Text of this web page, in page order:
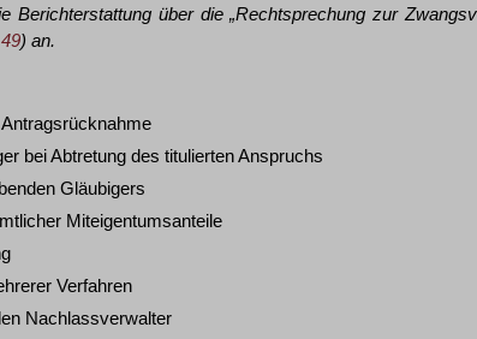
Berichterstattung über die „Rechtsprechung zur
) an.
bei Abtretung des titulierten Anspruchs
Gläubigers
Miteigentumsanteile
Verfahren
Nachlassverwalter